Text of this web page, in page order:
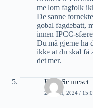
mellom fagfolk
De sanne
gobal fagdebatt,
innen IPCC-
Du må gjerne ha
ikke at du skal få
det mer.
Kjell Senneset
28 JUNI, 2024 /